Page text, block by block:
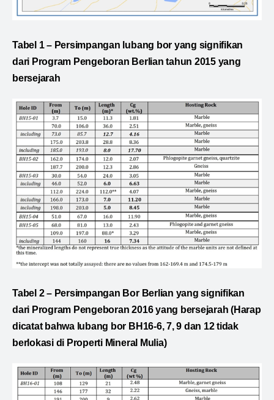
Tabel 1 – Persimpangan lubang bor yang signifikan
dari Program Pengeboran Berlian tahun 2015 yang
bersejarah
Tabel 2 – Persimpangan Bor Berlian yang signifikan
dari Program Pengeboran 2016 yang bersejarah (Harap
dicatat bahwa lubang bor BH16-6, 7, 9 dan 12 tidak
berlokasi di Properti Mineral Mulia)